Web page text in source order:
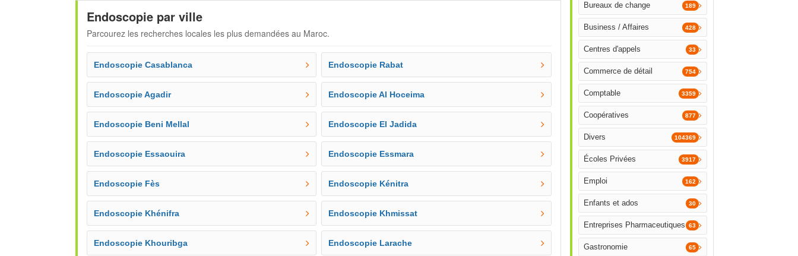
Endoscopie par ville
Parcourez les recherches locales les plus demandées au Maroc.
Endoscopie Casablanca Endoscopie Rabat
Endoscopie Agadir Endoscopie Al Hoceima
Endoscopie Beni Mellal Endoscopie El Jadida
Endoscopie Essaouira Endoscopie Essmara
Endoscopie Fès Endoscopie Kénitra
Endoscopie Khénifra Endoscopie Khmissat
Endoscopie Khouribga Endoscopie Larache
Bureaux de change 189
Business / Affaires 428
Centres d'appels 33
Commerce de détail 754
Comptable 3359
Coopératives 877
Divers 104369
Écoles Privées 3917
Emploi 162
Enfants et ados 30
Entreprises Pharmaceutiques 63
Gastronomie 65